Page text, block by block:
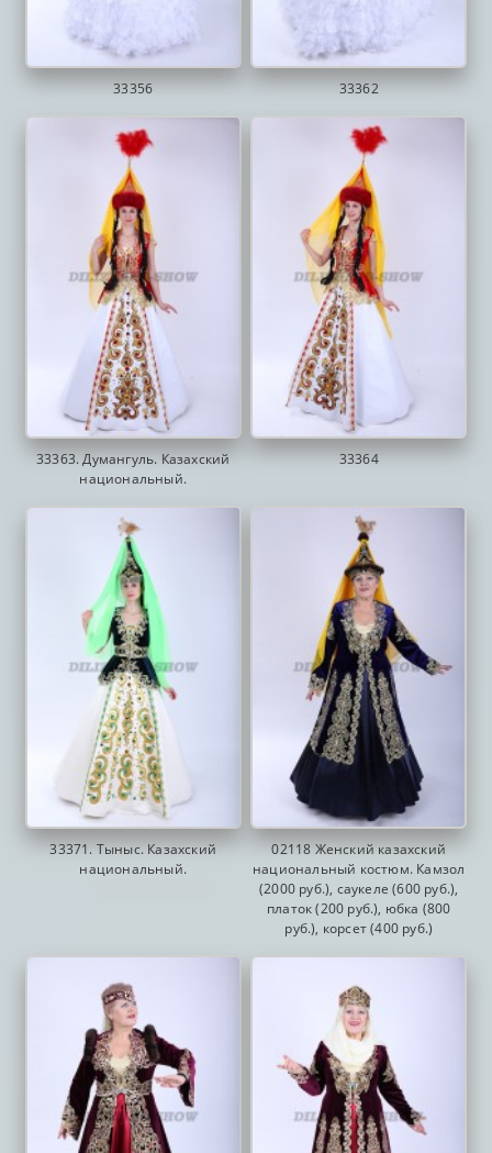
33356 33362
33363. Думангуль. Казахский
национальный.
33364
33371. Тыныс. Казахский
национальный.
02118 Женский казахский
национальный костюм. Камзол
(2000 руб.), саукеле (600 руб.),
платок (200 руб.), юбка (800
руб.), корсет (400 руб.)